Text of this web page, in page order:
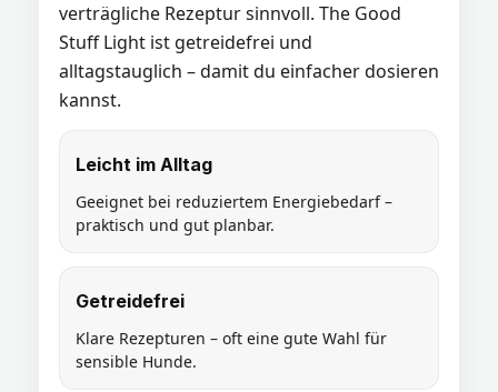
verträgliche Rezeptur sinnvoll. The Good
Stuff Light ist getreidefrei und
alltagstauglich – damit du einfacher dosieren
kannst.
Leicht im Alltag
Geeignet bei reduziertem Energiebedarf –
praktisch und gut planbar.
Getreidefrei
Klare Rezepturen – oft eine gute Wahl für
sensible Hunde.